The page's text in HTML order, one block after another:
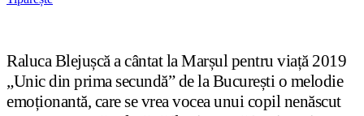
Raluca Blejușcă a cântat la Marșul pentru viață 2019
„Unic din prima secundă” de la București o melodie
emoționantă, care se vrea vocea unui copil nenăscut